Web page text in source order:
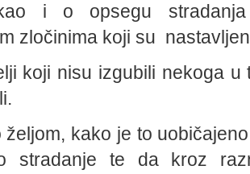
i o opsegu
zločinima koji su
koji nisu izgubili nekoga
željom, kako je to
stradanje te da kroz